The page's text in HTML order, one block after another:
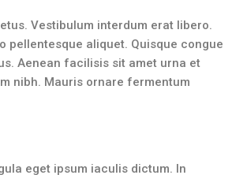
Vestibulum interdum erat libero.
pellentesque aliquet. Quisque congue
Aenean facilisis sit amet urna et
nibh. Mauris ornare fermentum
eget ipsum iaculis dictum. In